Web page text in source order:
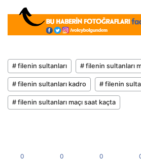
# filenin sultanları # filenin sultanları
# filenin sultanları kadro # filenin
# filenin sultanları maçı saat kaçta